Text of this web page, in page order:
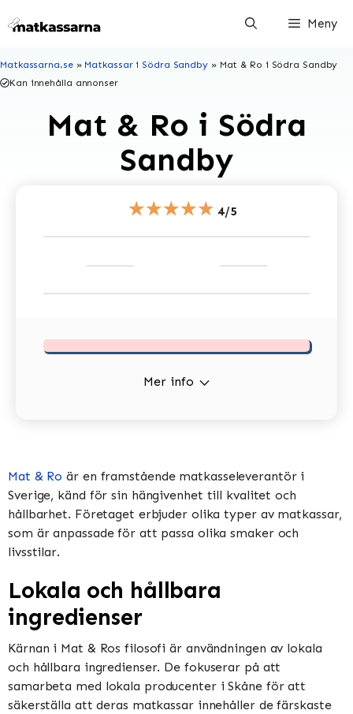
till
Meny
Matkassarna.se» Matkassar i Södra Sandby» Mat & Ro i Södra Sandby
Kan innehålla annonser
Mat & Ro i Södra
Sandby
★★★★★ 4/5
Mer info
Mat & Ro är en framstående matkasseleverantör i
Sverige, känd för sin hängivenhet till kvalitet och
hållbarhet. Företaget erbjuder olika typer av matkassar,
som är anpassade för att passa olika smaker och
livsstilar.
Lokala och hållbara
ingredienser
Kärnan i Mat & Ros filosofi är användningen av lokala
och hållbara ingredienser. De fokuserar på att
samarbeta med lokala producenter i Skåne för att
säkerställa att deras matkassar innehåller de färskaste